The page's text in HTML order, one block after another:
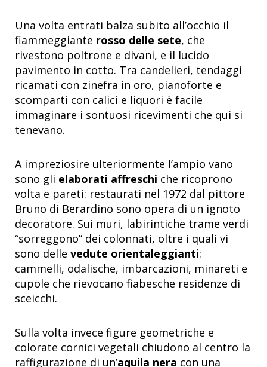
Una volta entrati balza subito all’occhio il
fiammeggiante rosso delle sete, che
rivestono poltrone e divani, e il lucido
pavimento in cotto. Tra candelieri, tendaggi
ricamati con zinefra in oro, pianoforte e
scomparti con calici e liquori è facile
immaginare i sontuosi ricevimenti che qui si
tenevano.
A impreziosire ulteriormente l’ampio vano
sono gli elaborati affreschi che ricoprono
volta e pareti: restaurati nel 1972 dal pittore
Bruno di Berardino sono opera di un ignoto
decoratore. Sui muri, labirintiche trame verdi
“sorreggono” dei colonnati, oltre i quali vi
sono delle vedute orientaleggianti:
cammelli, odalische, imbarcazioni, minareti e
cupole che rievocano fiabesche residenze di
sceicchi.
Sulla volta invece figure geometriche e
colorate cornici vegetali chiudono al centro la
raffigurazione di un’aquila nera con una